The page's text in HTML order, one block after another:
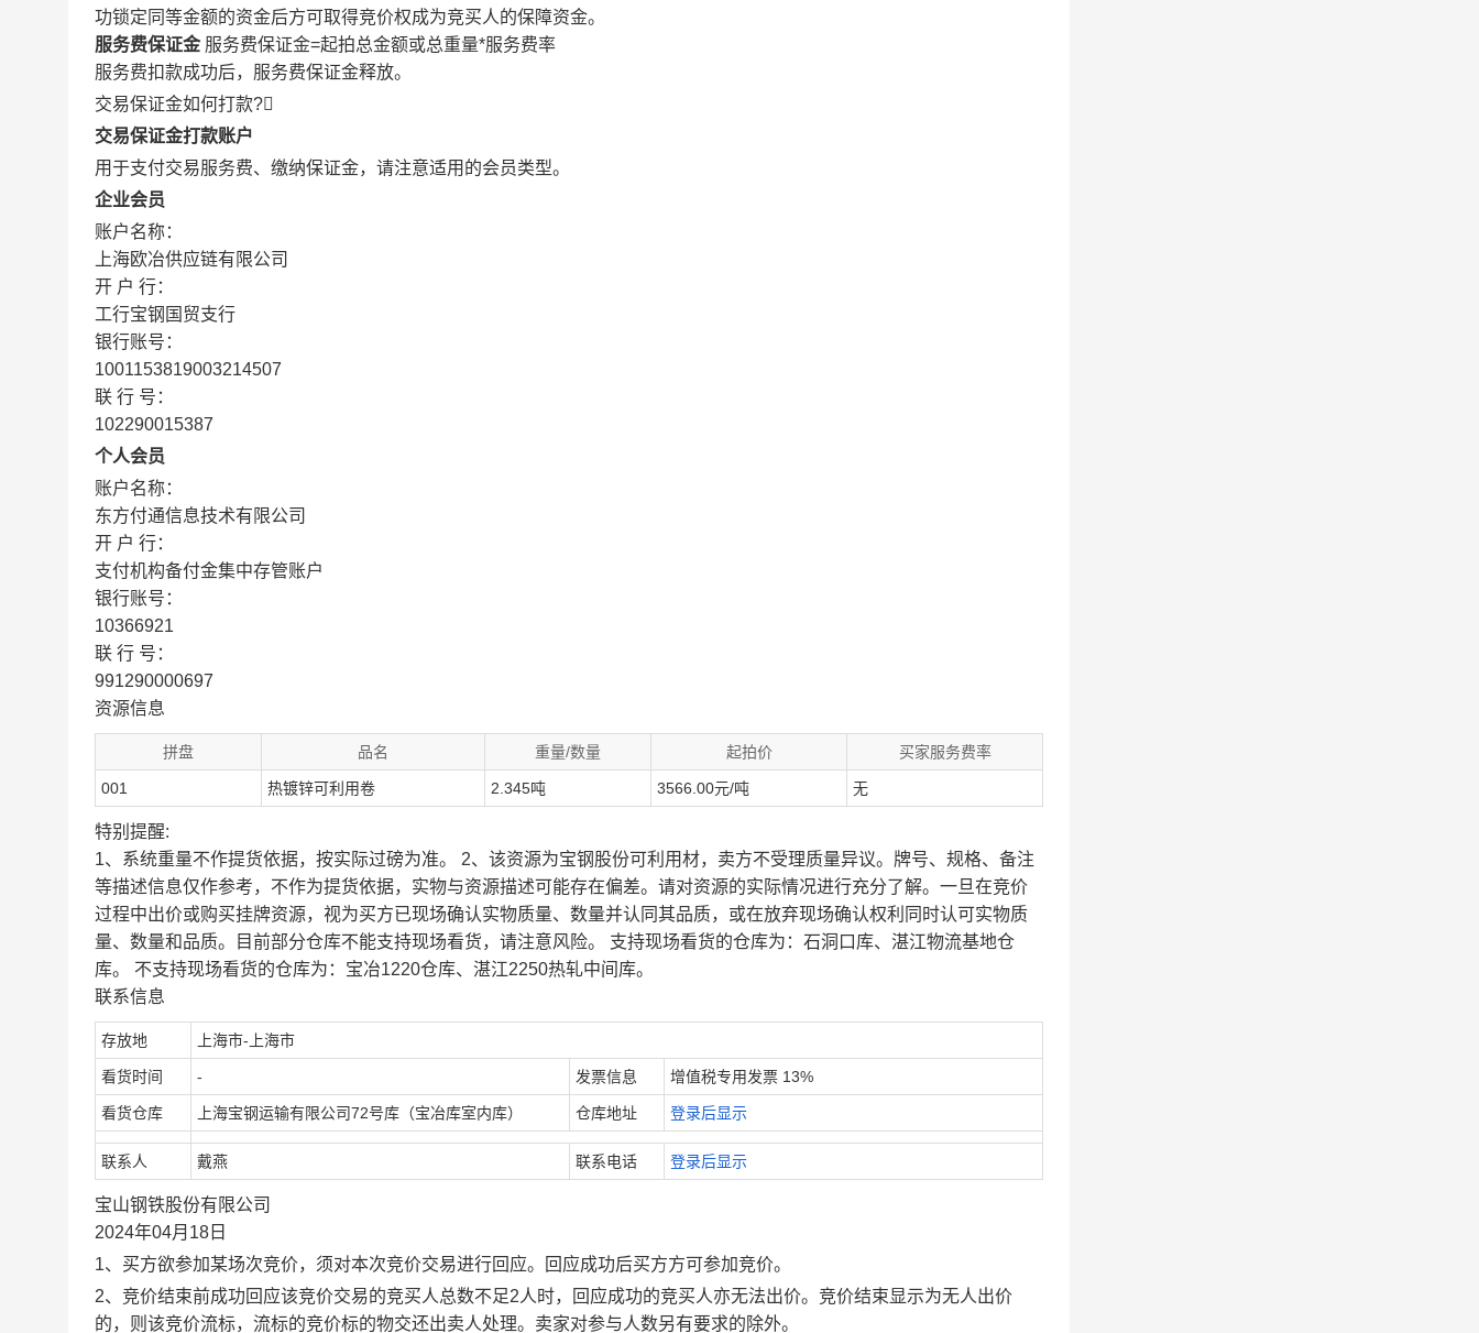
功锁定同等金额的资金后方可取得竞价权成为竞买人的保障资金。
服务费保证金 服务费保证金=起拍总金额或总重量*服务费率
服务费扣款成功后，服务费保证金释放。
交易保证金如何打款?
交易保证金打款账户
用于支付交易服务费、缴纳保证金，请注意适用的会员类型。
企业会员
账户名称：
上海欧冶供应链有限公司
开 户 行：
工行宝钢国贸支行
银行账号：
1001153819003214507
联 行 号：
102290015387
个人会员
账户名称：
东方付通信息技术有限公司
开 户 行：
支付机构备付金集中存管账户
银行账号：
10366921
联 行 号：
991290000697
资源信息
拼盘 品名 重量/数量 起拍价 买家服务费率
001 热镀锌可利用卷 2.345吨 3566.00元/吨 无
特别提醒:
1、系统重量不作提货依据，按实际过磅为准。 2、该资源为宝钢股份可利用材，卖方不受理质量异议。牌号、规格、备注
等描述信息仅作参考，不作为提货依据，实物与资源描述可能存在偏差。请对资源的实际情况进行充分了解。一旦在竞价
过程中出价或购买挂牌资源，视为买方已现场确认实物质量、数量并认同其品质，或在放弃现场确认权利同时认可实物质
量、数量和品质。目前部分仓库不能支持现场看货，请注意风险。 支持现场看货的仓库为：石洞口库、湛江物流基地仓
库。 不支持现场看货的仓库为：宝冶1220仓库、湛江2250热轧中间库。
联系信息
存放地 上海市-上海市
看货时间 - 发票信息 增值税专用发票 13%
看货仓库 上海宝钢运输有限公司72号库（宝冶库室内库） 仓库地址 登录后显示
联系人 戴燕 联系电话 登录后显示
宝山钢铁股份有限公司
2024年04月18日
1、买方欲参加某场次竞价，须对本次竞价交易进行回应。回应成功后买方方可参加竞价。
2、竞价结束前成功回应该竞价交易的竞买人总数不足2人时，回应成功的竞买人亦无法出价。竞价结束显示为无人出价
的，则该竞价流标，流标的竞价标的物交还出卖人处理。卖家对参与人数另有要求的除外。